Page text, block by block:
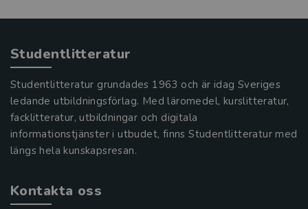
Studentlitteratur
Studentlitteratur grundades 1963 och är idag Sveriges
ledande utbildningsförlag. Med läromedel, kurslitteratur,
facklitteratur, utbildningar och digitala
informationstjänster i utbudet, finns Studentlitteratur med
längs hela kunskapsresan.
Kontakta oss